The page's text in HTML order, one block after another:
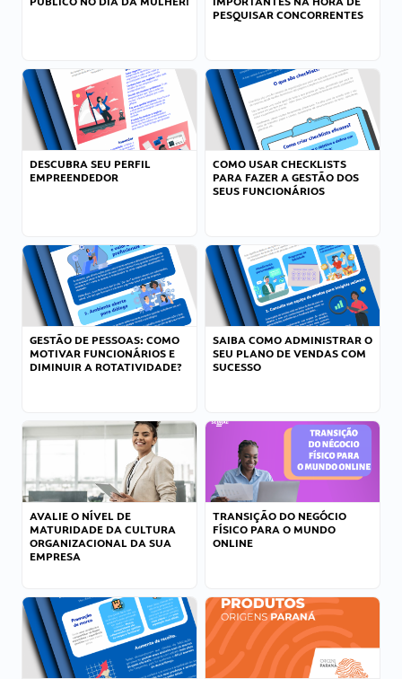
PESQUISAR CONCORRENTES
DESCUBRA SEU PERFIL
EMPREENDEDOR
COMO USAR CHECKLISTS
PARA FAZER A GESTÃO DOS
SEUS FUNCIONÁRIOS
GESTÃO DE PESSOAS: COMO
MOTIVAR FUNCIONÁRIOS E
DIMINUIR A ROTATIVIDADE?
SAIBA COMO ADMINISTRAR O
SEU PLANO DE VENDAS COM
SUCESSO
AVALIE O NÍVEL DE
MATURIDADE DA CULTURA
ORGANIZACIONAL DA SUA
EMPRESA
TRANSIÇÃO DO NEGÓCIO
FÍSICO PARA O MUNDO
ONLINE